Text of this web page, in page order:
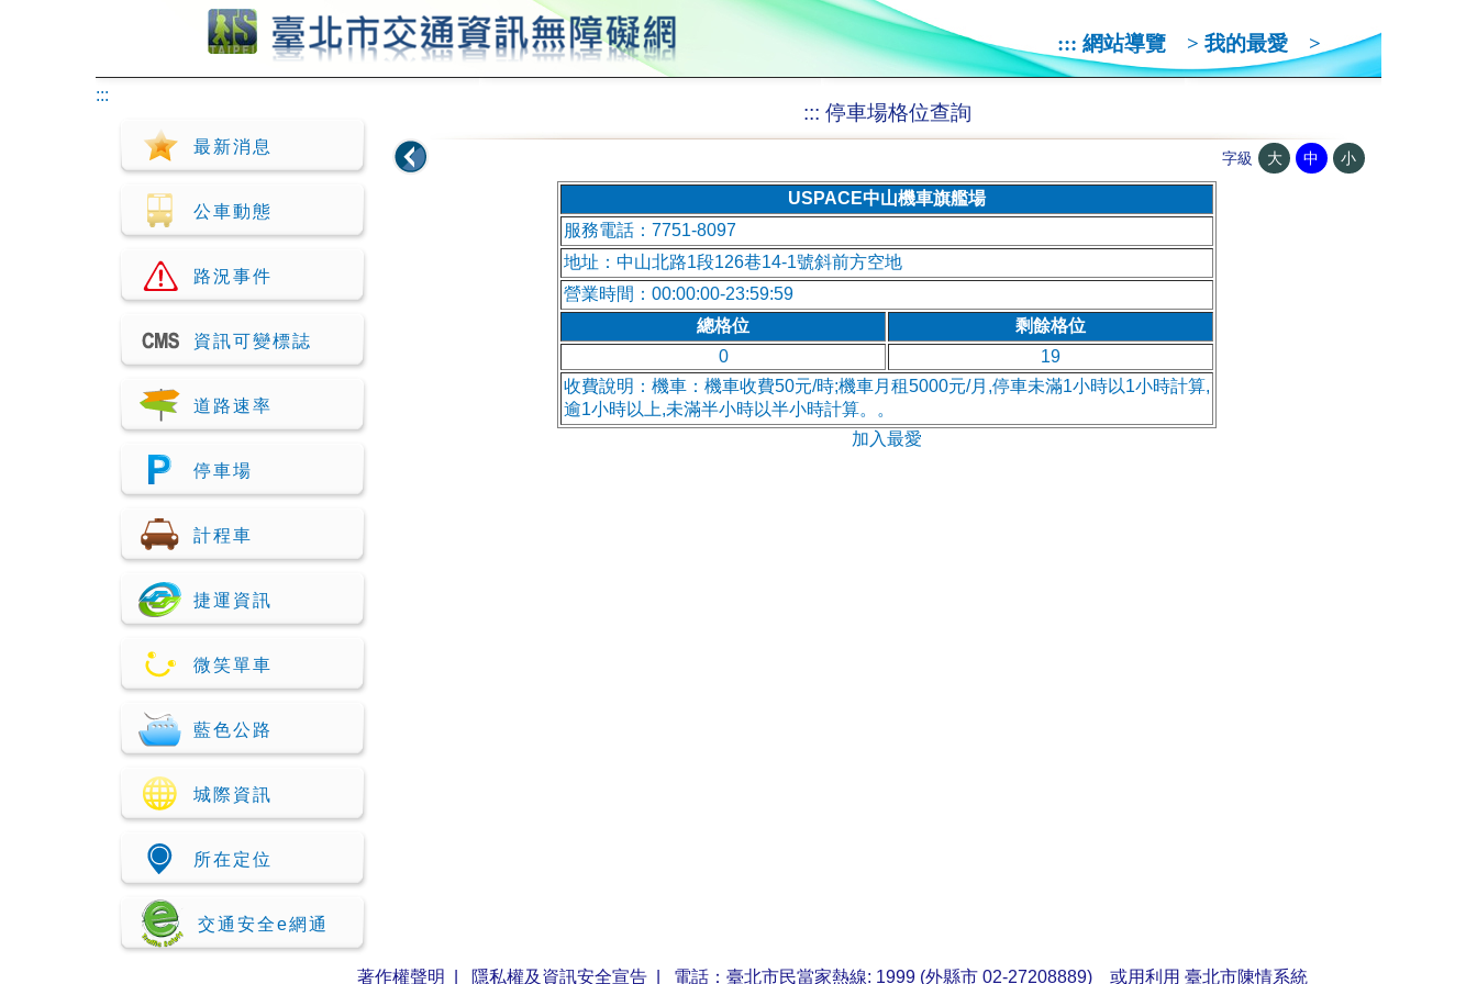
::: 網站導覽 > 我的最愛 >
:::
最新消息
公車動態
路況事件
資訊可變標誌
道路速率
停車場
計程車
捷運資訊
微笑單車
藍色公路
城際資訊
所在定位
交通安全e網通
::: 停車場格位查詢
字級 大 中 小
USPACE中山機車旗艦場
服務電話：7751-8097
地址：中山北路1段126巷14-1號斜前方空地
營業時間：00:00:00-23:59:59
總格位
剩餘格位
0
19
收費說明：機車：機車收費50元/時;機車月租5000元/月,停車未滿1小時以1小時計算,
逾1小時以上,未滿半小時以半小時計算。。
加入最愛
著作權聲明 隱私權及資訊安全宣告| 電話：臺北市民當家熱線: 1999 (外縣市 02-27208889) 或用利用 臺北市陳情系統